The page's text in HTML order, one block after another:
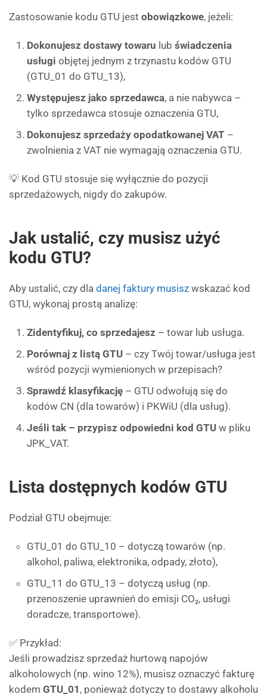
Zastosowanie kodu GTU jest obowiązkowe, jeżeli:
Dokonujesz dostawy towaru lub świadczenia
usługi objętej jednym z trzynastu kodów GTU
(GTU_01 do GTU_13),
Występujesz jako sprzedawca, a nie nabywca –
tylko sprzedawca stosuje oznaczenia GTU,
Dokonujesz sprzedaży opodatkowanej VAT –
zwolnienia z VAT nie wymagają oznaczenia GTU.
💡 Kod GTU stosuje się wyłącznie do pozycji
sprzedażowych, nigdy do zakupów.
Jak ustalić, czy musisz użyć
kodu GTU?
Aby ustalić, czy dla danej faktury musisz wskazać kod
GTU, wykonaj prostą analizę:
Zidentyfikuj, co sprzedajesz – towar lub usługa.
Porównaj z listą GTU – czy Twój towar/usługa jest
wśród pozycji wymienionych w przepisach?
Sprawdź klasyfikację – GTU odwołują się do
kodów CN (dla towarów) i PKWiU (dla usług).
Jeśli tak – przypisz odpowiedni kod GTU w pliku
JPK_VAT.
Lista dostępnych kodów GTU
Podział GTU obejmuje:
GTU_01 do GTU_10 – dotyczą towarów (np.
alkohol, paliwa, elektronika, odpady, złoto),
GTU_11 do GTU_13 – dotyczą usług (np.
przenoszenie uprawnień do emisji CO₂, usługi
doradcze, transportowe).
✅ Przykład:
Jeśli prowadzisz sprzedaż hurtową napojów
alkoholowych (np. wino 12%), musisz oznaczyć fakturę
kodem GTU_01 , ponieważ dotyczy to dostawy alkoholu